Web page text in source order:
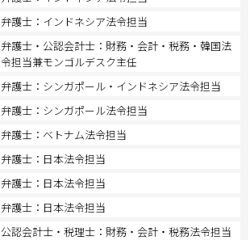
弁護士：インドネシア法令担当
弁護士・公認会計士：財務・会計・税務・韓国法
令担当兼モンゴルデスク主任
弁護士：シンガポール・インドネシア法令担当
弁護士：シンガポール法令担当
弁護士：ベトナム法令担当
弁護士：日本法令担当
弁護士：日本法令担当
弁護士：日本法令担当
公認会計士・税理士：財務・会計・税務法令担当